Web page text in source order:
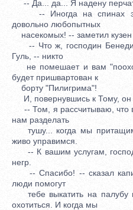
-- Да... да... Я надену
-- Иногда на спинах
довольно любопытных
насекомых! -- заметил кузен
-- Что ж, господин
Гуль, -- никто
не помешает и вам
будет пришвартован к
борту "Пилигрима"!
И, повернувшись к Тому, он
-- Том, я рассчитываю, что
нам разделать
тушу... когда мы
живо управимся.
-- К вашим услугам,
негр.
-- Спасибо! -- сказал
люди помогут
тебе выкатить на палубу
охотиться. И когда мы